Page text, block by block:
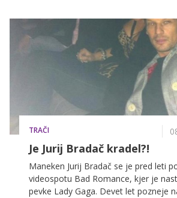
zašibijo kolena še tako močnim,
tega pa na fotografijah pozira tudi s
prisrčnima sinovoma. Vse, kar je
osvojitev naziva najbolj seksi očka
TRAČI
Je Jurij Bradač kradel?!
Maneken Jurij Bradač se je pred leti
videospotu Bad Romance, kjer je
pevke Lady Gaga. Devet let pozneje